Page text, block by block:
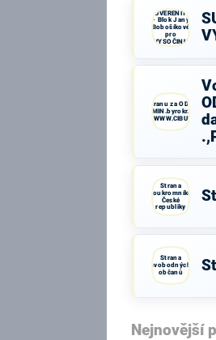
SUVERENITA
- Blok Jany
Bobošíkové
pro
VYSOČINU
Volte Pravý Blok-stranu za
demokr. WWW.CIBULKA.NET
Strana
soukromníků
České
republiky
Strana
svobodných
občanů
Nejnovější